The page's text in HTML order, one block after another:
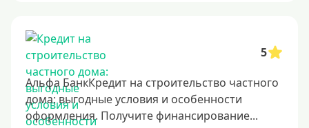
6 лет
7 лет
8 лет
9 лет
10 лет
5
Альфа БанкКредит на строительство частного
дома: выгодные условия и особенности
оформления. Получите финансирование...